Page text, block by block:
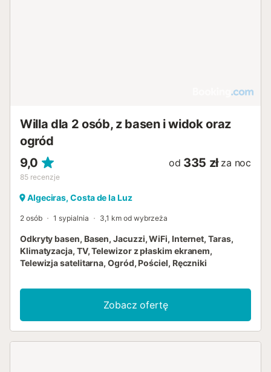
Willa dla 2 osób, z basen i widok oraz
ogród
9,0
85 recenzje
od 335 zł za noc
Algeciras, Costa de la Luz
2 osób 1 sypialnia 3,1 km od wybrzeża
Odkryty basen, Basen, Jacuzzi, WiFi, Internet, Taras,
Klimatyzacja, TV, Telewizor z płaskim ekranem,
Telewizja satelitarna, Ogród, Pościel, Ręczniki
Zobacz ofertę